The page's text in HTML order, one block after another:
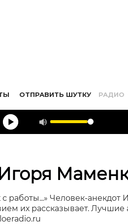
ОТПРАВИТЬ ШУТКУ РАДИО
работы...» Человек-
их рассказывает.